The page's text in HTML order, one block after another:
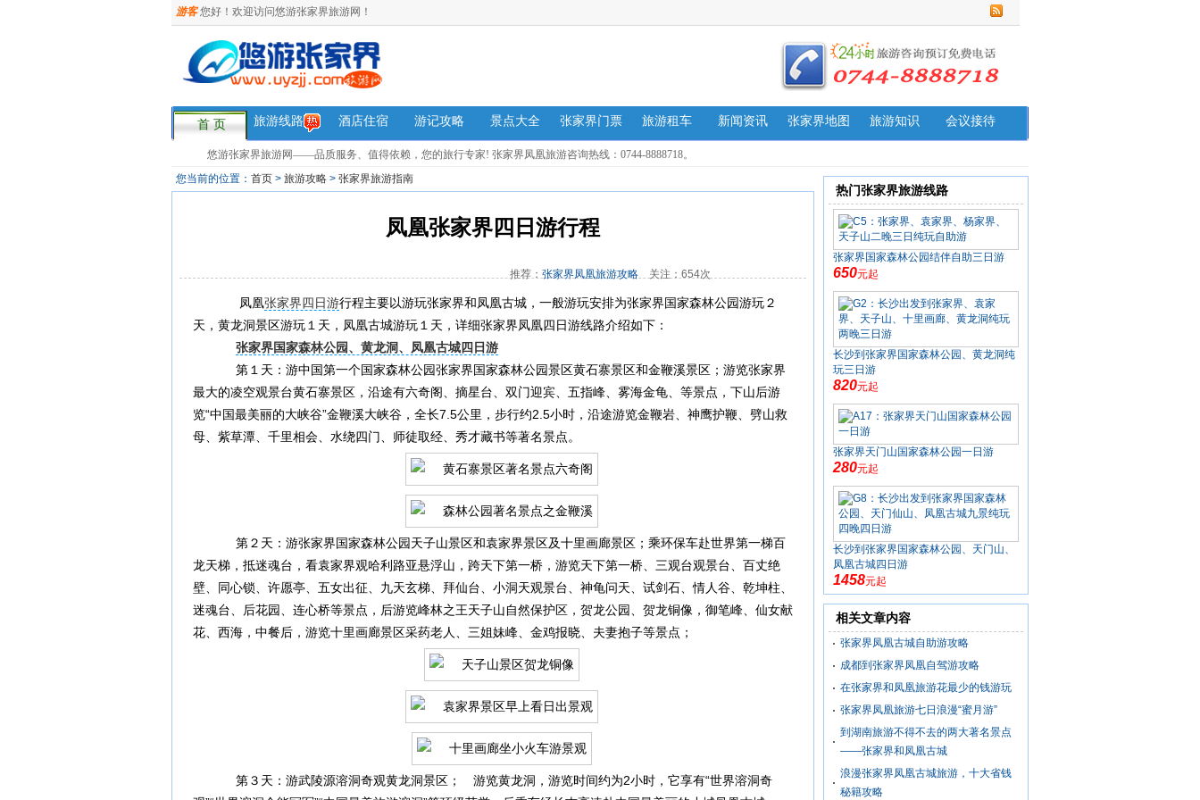
游客您好！欢迎访问悠游张家界旅游网！
首 页
悠游张家界旅游网——品质服务、值得依赖，您的旅行专家! 张家界凤凰旅游咨询热线：0744-8888718。
旅游线路 酒店住宿 游记攻略 景点大全 张家界门票 旅游租车 新闻资讯 张家界地图 旅游知识 会议接待
您当前的位置： 首页 > 旅游攻略 > 张家界旅游指南
凤凰张家界四日游行程
推荐： 张家界凤凰旅游攻略 关注：654次
凤凰张家界四日游行程主要以游玩张家界和凤凰古城，一般游玩安排为张家界国家森林公园游玩２
天，黄龙洞景区游玩１天，凤凰古城游玩１天，详细张家界凤凰四日游线路介绍如下：
张家界国家森林公园、黄龙洞、凤凰古城四日游
第１天：游中国第一个国家森林公园张家界国家森林公园景区黄石寨景区和金鞭溪景区；游览张家界
最大的凌空观景台黄石寨景区，沿途有六奇阁、摘星台、双门迎宾、五指峰、雾海金龟、等景点，下山后游
览“中国最美丽的大峡谷”金鞭溪大峡谷，全长7.5公里，步行约2.5小时，沿途游览金鞭岩、神鹰护鞭、劈山救
母、紫草潭、千里相会、水绕四门、师徒取经、秀才藏书等著名景点。
第２天：游张家界国家森林公园天子山景区和袁家界景区及十里画廊景区；乘环保车赴世界第一梯百
龙天梯，抵迷魂台，看袁家界观哈利路亚悬浮山，跨天下第一桥，游览天下第一桥、三观台观景台、百丈绝
壁、同心锁、许愿亭、五女出征、九天玄梯、拜仙台、小洞天观景台、神龟问天、试剑石、情人谷、乾坤柱、
迷魂台、后花园、连心桥等景点，后游览峰林之王天子山自然保护区，贺龙公园、贺龙铜像，御笔峰、仙女献
花、西海，中餐后，游览十里画廊景区采药老人、三姐妹峰、金鸡报晓、夫妻抱子等景点；
第３天：游武陵源溶洞奇观黄龙洞景区； 游览黄龙洞，游览时间约为2小时，它享有“世界溶洞奇
热门张家界旅游线路
张家界国家森林公园结伴自助三日游
650元起
长沙到张家界国家森林公园、黄龙洞纯
玩三日游
820元起
张家界天门山国家森林公园一日游
280元起
长沙到张家界国家森林公园、天门山、
凤凰古城四日游
1458元起
相关文章内容
张家界凤凰古城自助游攻略
成都到张家界凤凰自驾游攻略
在张家界和凤凰旅游花最少的钱游玩
张家界凤凰旅游七日浪漫“蜜月游”
到湖南旅游不得不去的两大著名景点
——张家界和凤凰古城
浪漫张家界凤凰古城旅游，十大省钱
秘籍攻略